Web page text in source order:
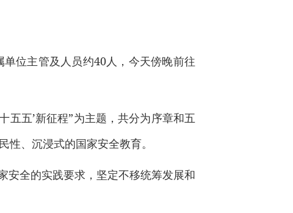
位主管及人员约40人，今天傍晚前往
五五’新征程”为主题，共分为序章和五
、沉浸式的国家安全教育。
安全的实践要求，坚定不移统筹发展和